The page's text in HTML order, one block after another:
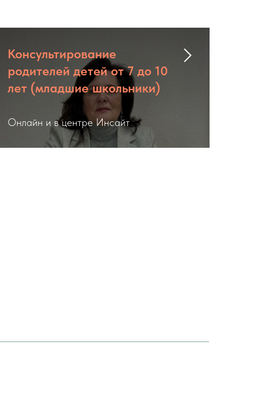
Консультирование
родителей детей от 7 до 10
лет (младшие школьники)
Онлайн и в центре Инсайт